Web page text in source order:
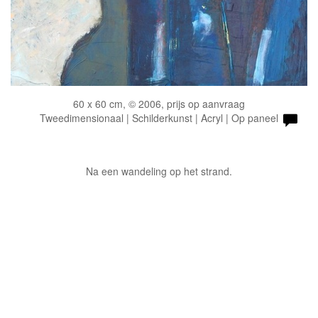
60 x 60 cm, © 2006, prijs op aanvraag
Tweedimensionaal | Schilderkunst | Acryl | Op paneel
Na een wandeling op het strand.